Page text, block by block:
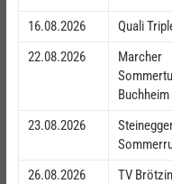
16.08.2026
Quali
22.08.2026
Marcher
Buchheim
23.08.2026
26.08.2026
TV